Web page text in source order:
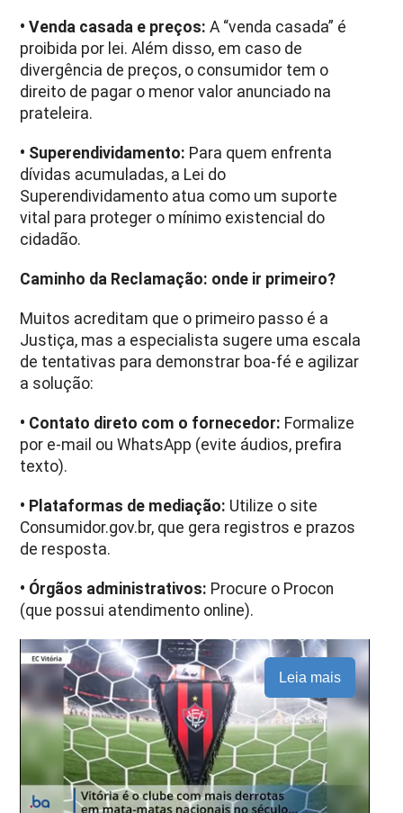
• Venda casada e preços: A “venda casada” é
proibida por lei. Além disso, em caso de
divergência de preços, o consumidor tem o
direito de pagar o menor valor anunciado na
prateleira.
• Superendividamento: Para quem enfrenta
dívidas acumuladas, a Lei do
Superendividamento atua como um suporte
vital para proteger o mínimo existencial do
cidadão.
Caminho da Reclamação: onde ir primeiro?
Muitos acreditam que o primeiro passo é a
Justiça, mas a especialista sugere uma escala
de tentativas para demonstrar boa-fé e agilizar
a solução:
• Contato direto com o fornecedor: Formalize
por e-mail ou WhatsApp (evite áudios, prefira
texto).
• Plataformas de mediação: Utilize o site
Consumidor.gov.br, que gera registros e prazos
de resposta.
• Órgãos administrativos: Procure o Procon
(que possui atendimento online).
Leia mais